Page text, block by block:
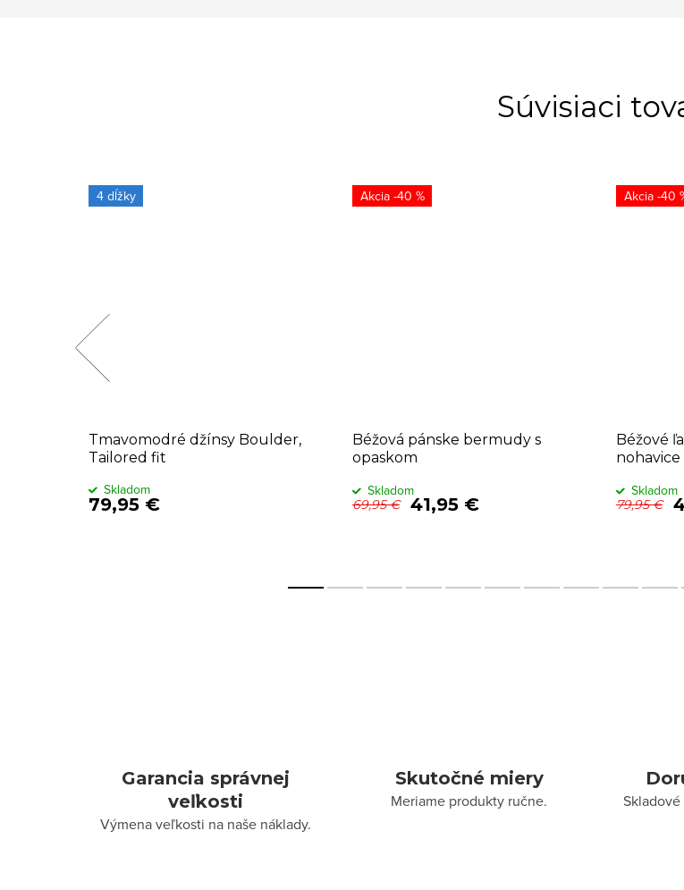
Súvisiaci
4 dĺžky
Tmavomodré džínsy Boulder,
Tailored fit
79,95 €
Skladom
-40 %
Béžová pánske bermudy s
opaskom
69,95 € 41,95 €
Skladom
-40
Béžové
nohavice
79,95 €
Skladom
Garancia správnej
veľkosti
Výmena veľkosti na naše náklady.
Skutočné miery
Meriame produkty ručne.